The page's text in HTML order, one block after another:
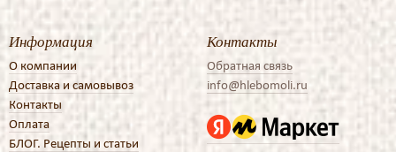
Информация
О компании
Доставка и самовывоз
Контакты
Оплата
БЛОГ. Рецепты и статьи
Контакты
Обратная связь
info@hlebomoli.ru